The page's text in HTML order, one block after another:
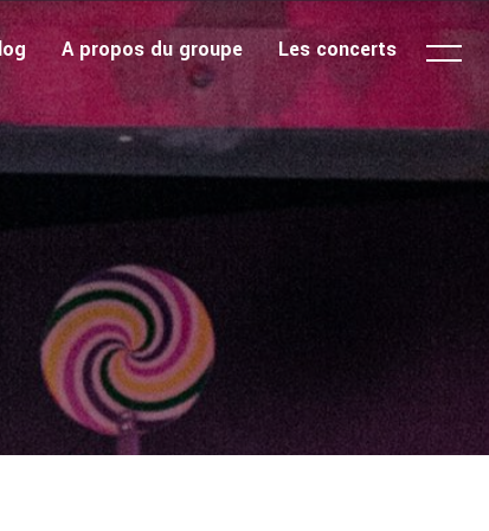
A propos du groupe Les concerts